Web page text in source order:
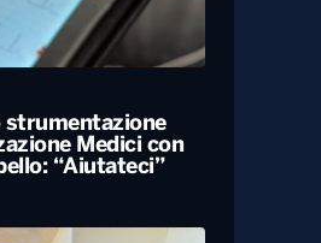
strumentazione
Medici con
“Aiutateci”